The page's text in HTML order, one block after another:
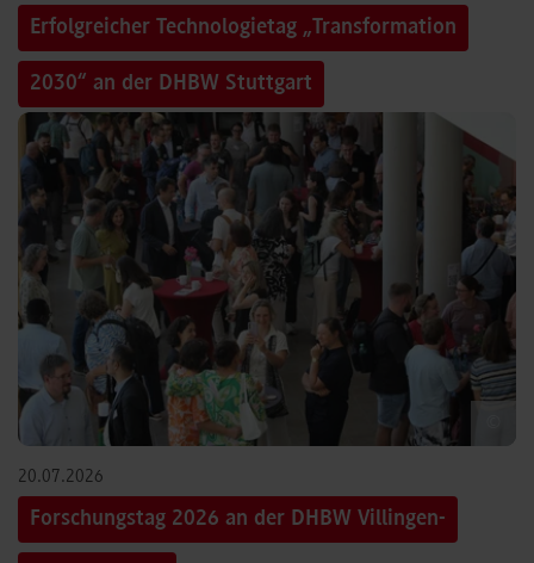
Erfolgreicher Technologietag „Transformation
2030“ an der DHBW Stuttgart
20.07.2026
Forschungstag 2026 an der DHBW Villingen-